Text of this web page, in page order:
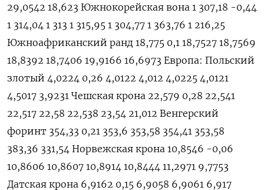
29,0542 18,623 Южнокорейская вона 1 307,18 -0,44
1 314,04 1 313 1 315,95 1 304,77 1 363,76 1 216,25
Южноафриканский ранд 18,775 0,1 18,7527 18,7569
18,8392 18,7406 19,9166 16,6973 Европа: Польский
злотый 4,0224 0,26 4,0122 4,012 4,0225 4,0121
4,5017 3,9231 Чешская крона 22,579 0,28 22,541
22,517 22,58 22,538 23,54 21,012 Венгерский
форинт 354,33 0,21 353,6 353,58 354,41 353,58
383,36 331,54 Норвежская крона 10,8546 -0,06
10,8606 10,8607 10,8914 10,8444 11,2971 9,7753
Датская крона 6,9162 0,15 6,9058 6,9061 6,917